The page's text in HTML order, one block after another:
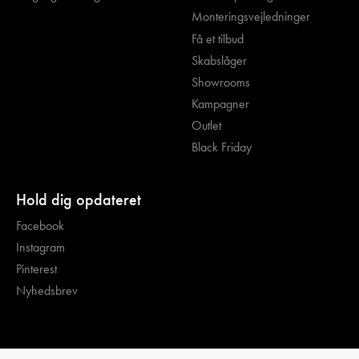
Monteringsvejledninger
Få et tilbud
Skabslåger
Showrooms
Kampagner
Outlet
Black Friday
Hold dig opdateret
Facebook
Instagram
Pinterest
Nyhedsbrev